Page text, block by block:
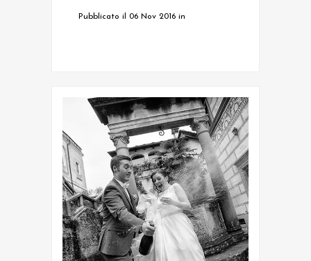
Pubblicato il 06 Nov 2016 in